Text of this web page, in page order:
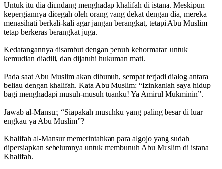
Untuk itu dia diundang menghadap khalifah di istana. Meskipun
kepergiannya dicegah oleh orang yang dekat dengan dia, mereka
menasihati berkali-kali agar jangan berangkat, tetapi Abu Muslim
tetap berkeras berangkat juga.
Kedatangannya disambut dengan penuh kehormatan untuk
kemudian diadili, dan dijatuhi hukuman mati.
Pada saat Abu Muslim akan dibunuh, sempat terjadi dialog antara
beliau dengan khalifah. Kata Abu Muslim: “Izinkanlah saya hidup
bagi menghadapi musuh-musuh tuanku! Ya Amirul Mukminin”.
Jawab al-Mansur, “Siapakah musuhku yang paling besar di luar
engkau ya Abu Muslim”?
Khalifah al-Mansur memerintahkan para algojo yang sudah
dipersiapkan sebelumnya untuk membunuh Abu Muslim di istana
Khalifah.